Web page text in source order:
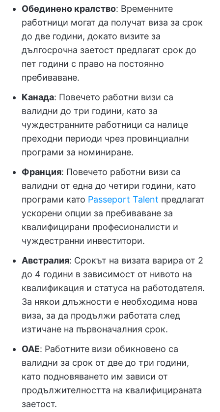
Обединено кралство: Временните
работници могат да получат виза за срок
до две години, докато визите за
дългосрочна заетост предлагат срок до
пет години с право на постоянно
пребиваване.
Канада: Повечето работни визи са
валидни до три години, като за
чуждестранните работници са налице
преходни периоди чрез провинциални
програми за номиниране.
Франция: Повечето работни визи са
валидни от една до четири години, като
програми като Passeport Talent предлагат
ускорени опции за пребиваване за
квалифицирани професионалисти и
чуждестранни инвеститори.
Австралия: Срокът на визата варира от 2
до 4 години в зависимост от нивото на
квалификация и статуса на работодателя.
За някои длъжности е необходима нова
виза, за да продължи работата след
изтичане на първоначалния срок.
ОАЕ: Работните визи обикновено са
валидни за срок от две до три години,
като подновяването им зависи от
продължителността на квалифицираната
заетост.